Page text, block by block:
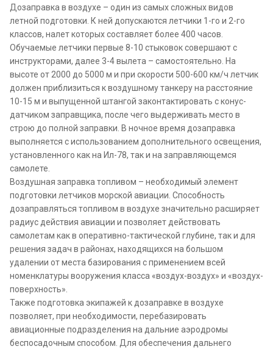
Дозаправка в воздухе – один из самых сложных видов
летной подготовки. К ней допускаются летчики 1-го и 2-го
классов, налет которых составляет более 400 часов.
Обучаемые летчики первые 8-10 стыковок совершают с
инструкторами, далее 3-4 вылета – самостоятельно. На
высоте от 2000 до 5000 м и при скорости 500-600 км/ч летчик
должен приблизиться к воздушному танкеру на расстояние
10-15 м и выпущенной штангой законтактировать с конус-
датчиком заправщика, после чего выдерживать место в
строю до полной заправки. В ночное время дозаправка
выполняется с использованием дополнительного освещения,
установленного как на Ил-78, так и на заправляющемся
самолете.
Воздушная заправка топливом – необходимый элемент
подготовки летчиков морской авиации. Способность
дозаправляться топливом в воздухе значительно расширяет
радиус действия авиации и позволяет действовать
самолетам как в оперативно-тактической глубине, так и для
решения задач в районах, находящихся на большом
удалении от места базирования с применением всей
номенклатуры вооружения класса «воздух-воздух» и «воздух-
поверхность».
Также подготовка экипажей к дозаправке в воздухе
позволяет, при необходимости, перебазировать
авиационные подразделения на дальние аэродромы
беспосадочным способом. Для обеспечения дальнего